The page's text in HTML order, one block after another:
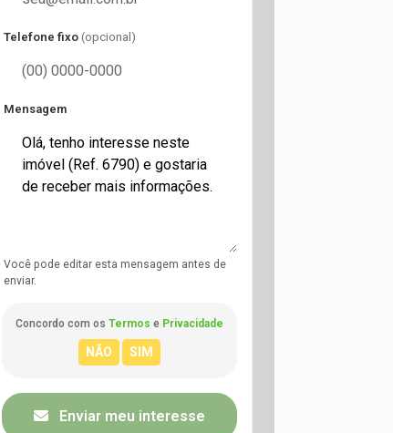
Telefone fixo (opcional)
Mensagem
Você pode editar esta mensagem antes de
enviar.
Concordo com os Termos e Privacidade
Enviar meu interesse